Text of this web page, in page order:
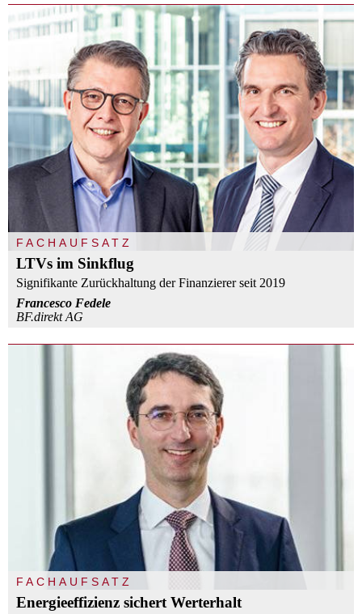
FACHAUFSATZ
LTVs im Sinkflug
Signifikante Zurückhaltung der Finanzierer seit 2019
Francesco Fedele
BF.direkt AG
FACHAUFSATZ
Energieeffizienz sichert Werterhalt